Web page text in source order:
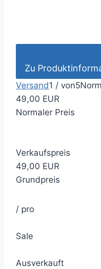
Zu
Versand1 / von5
49,00 EUR
Normaler Preis
Verkaufspreis
49,00 EUR
Grundpreis
/ pro
Sale
Ausverkauft